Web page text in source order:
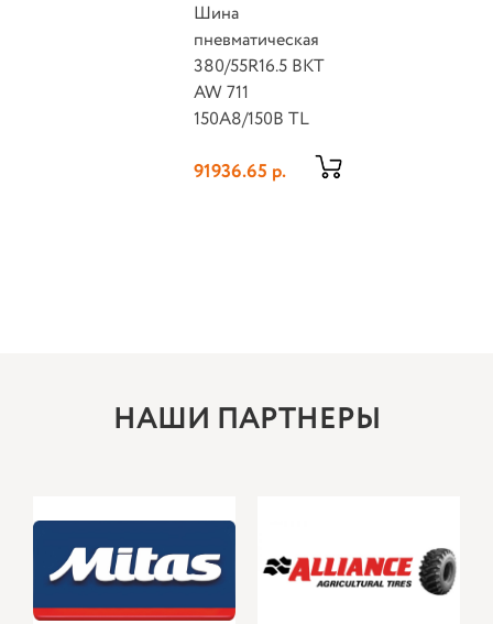
Шина
пневматическая
380/55R16.5 BKT
AW 711
150A8/150B TL
91936.65 р.
НАШИ ПАРТНЕРЫ